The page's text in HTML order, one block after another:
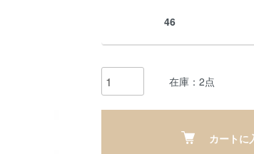
46
在庫：2点
カートに